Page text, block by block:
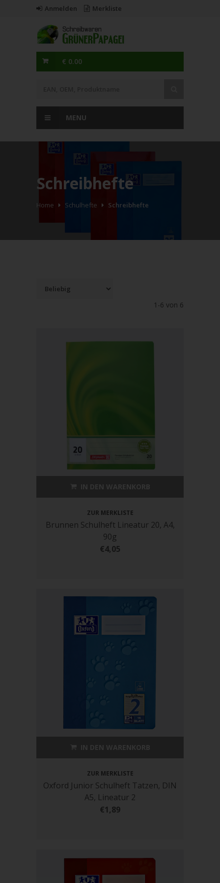
Anmelden Merkliste
€ 0.00
MENU
Schreibhefte
Home Schulhefte Schreibhefte
1-6 von 6
ZUR MERKLISTE
Brunnen Schulheft Lineatur 20, A4,
90g
€4,05
ZUR MERKLISTE
Oxford Junior Schulheft Tatzen, DIN
A5, Lineatur 2
€1,89